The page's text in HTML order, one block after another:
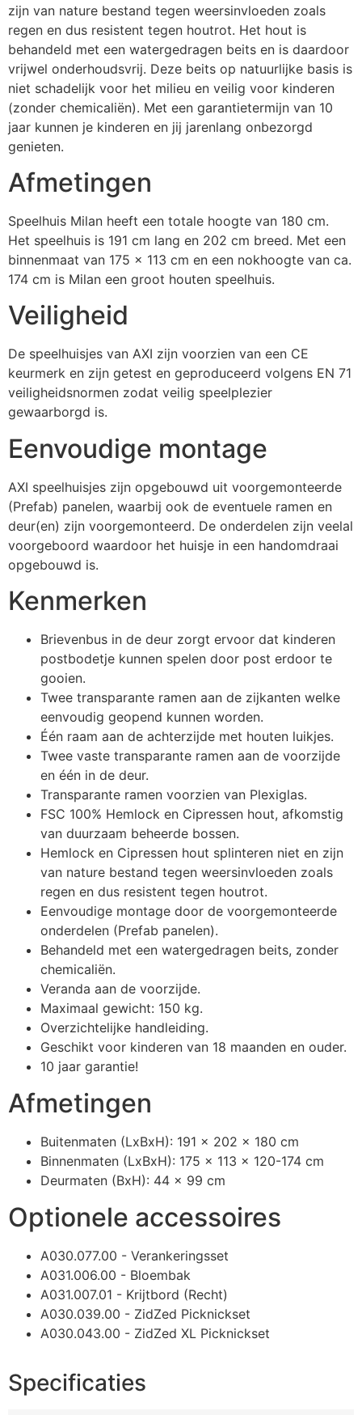
zijn van nature bestand tegen weersinvloeden zoals
regen en dus resistent tegen houtrot. Het hout is
behandeld met een watergedragen beits en is daardoor
vrijwel onderhoudsvrij. Deze beits op natuurlijke basis is
niet schadelijk voor het milieu en veilig voor kinderen
(zonder chemicaliën). Met een garantietermijn van 10
jaar kunnen je kinderen en jij jarenlang onbezorgd
genieten.
Afmetingen
Speelhuis Milan heeft een totale hoogte van 180 cm.
Het speelhuis is 191 cm lang en 202 cm breed. Met een
binnenmaat van 175 x 113 cm en een nokhoogte van ca.
174 cm is Milan een groot houten speelhuis.
Veiligheid
De speelhuisjes van AXI zijn voorzien van een CE
keurmerk en zijn getest en geproduceerd volgens EN 71
veiligheidsnormen zodat veilig speelplezier
gewaarborgd is.
Eenvoudige montage
AXI speelhuisjes zijn opgebouwd uit voorgemonteerde
(Prefab) panelen, waarbij ook de eventuele ramen en
deur(en) zijn voorgemonteerd. De onderdelen zijn veelal
voorgeboord waardoor het huisje in een handomdraai
opgebouwd is.
Kenmerken
Brievenbus in de deur zorgt ervoor dat kinderen
postbodetje kunnen spelen door post erdoor te
gooien.
Twee transparante ramen aan de zijkanten welke
eenvoudig geopend kunnen worden.
Één raam aan de achterzijde met houten luikjes.
Twee vaste transparante ramen aan de voorzijde
en één in de deur.
Transparante ramen voorzien van Plexiglas.
FSC 100% Hemlock en Cipressen hout, afkomstig
van duurzaam beheerde bossen.
Hemlock en Cipressen hout splinteren niet en zijn
van nature bestand tegen weersinvloeden zoals
regen en dus resistent tegen houtrot.
Eenvoudige montage door de voorgemonteerde
onderdelen (Prefab panelen).
Behandeld met een watergedragen beits, zonder
chemicaliën.
Veranda aan de voorzijde.
Maximaal gewicht: 150 kg.
Overzichtelijke handleiding.
Geschikt voor kinderen van 18 maanden en ouder.
10 jaar garantie!
Afmetingen
Buitenmaten (LxBxH): 191 x 202 x 180 cm
Binnenmaten (LxBxH): 175 x 113 x 120-174 cm
Deurmaten (BxH): 44 x 99 cm
Optionele accessoires
A030.077.00 - Verankeringsset
A031.006.00 - Bloembak
A031.007.01 - Krijtbord (Recht)
A030.039.00 - ZidZed Picknickset
A030.043.00 - ZidZed XL Picknickset
Specificaties